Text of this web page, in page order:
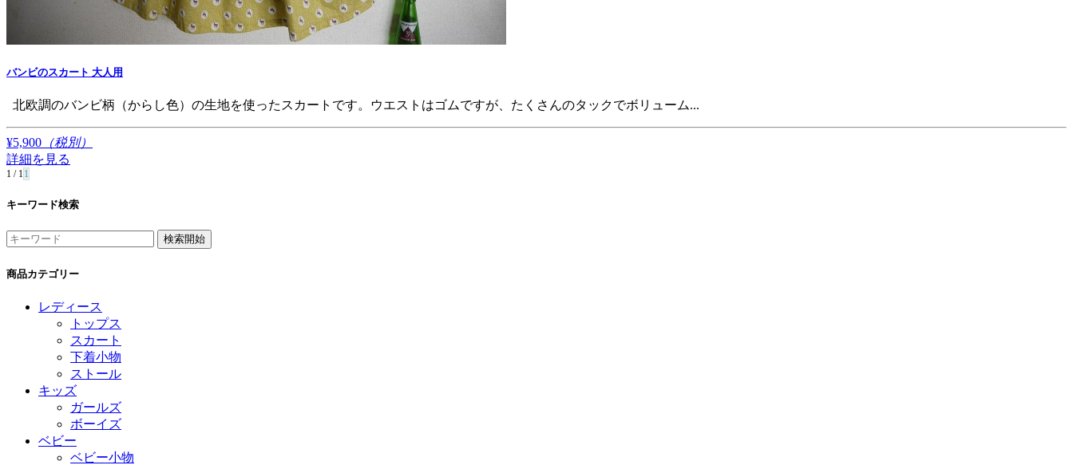
バンビのスカート 大人用
北欧調のバンビ柄（からし色）の生地を使ったスカートです。ウエストはゴムですが、たくさんのタックでボリューム...
¥5,900 （税別）
詳細を見る
1 / 11
キーワード検索
商品カテゴリー
レディース
トップス
スカート
下着小物
ストール
キッズ
ガールズ
ボーイズ
ベビー
ベビー小物